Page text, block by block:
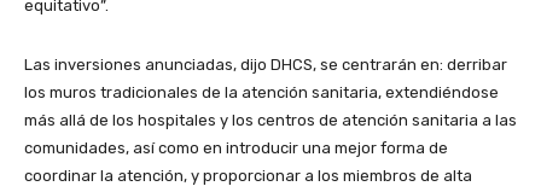
equitativo”.
Las inversiones anunciadas, dijo DHCS, se centrarán en: derribar
los muros tradicionales de la atención sanitaria, extendiéndose
más allá de los hospitales y los centros de atención sanitaria a las
comunidades, así como en introducir una mejor forma de
coordinar la atención, y proporcionar a los miembros de alta